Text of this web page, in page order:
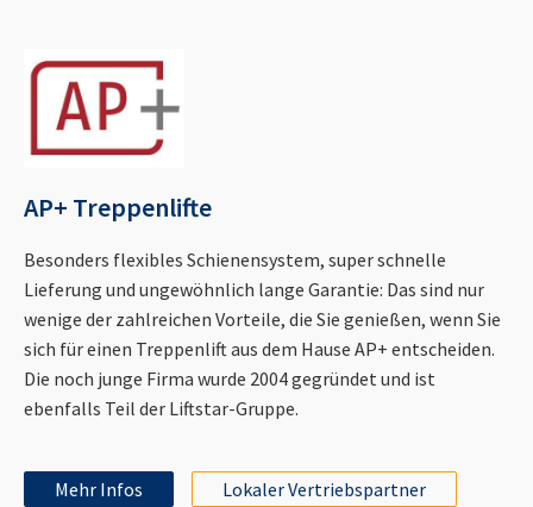
AP+ Treppenlifte
Besonders flexibles Schienensystem, super schnelle
Lieferung und ungewöhnlich lange Garantie: Das sind nur
wenige der zahlreichen Vorteile, die Sie genießen, wenn Sie
sich für einen Treppenlift aus dem Hause AP+ entscheiden.
Die noch junge Firma wurde 2004 gegründet und ist
ebenfalls Teil der Liftstar-Gruppe.
Mehr Infos Lokaler Vertriebspartner